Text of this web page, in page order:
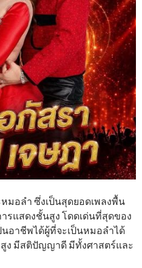
อลำ ซึ่งเป็นสุดยอดเพลงพื้น
รแสดงชั้นสูง โดดเด่นที่สุดของ
อาชีพได้ผู้ที่จะเป็นหมอลำได้
ง มีสติปัญญาดี มีทั้งศาสตร์และ